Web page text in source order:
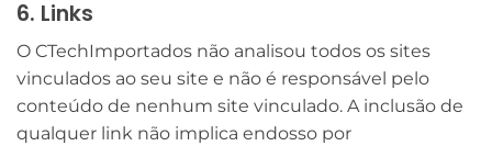
6. Links
O CTechImportados não analisou todos os sites
vinculados ao seu site e não é responsável pelo
conteúdo de nenhum site vinculado. A inclusão de
qualquer link não implica endosso por